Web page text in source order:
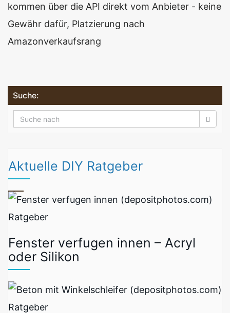
kommen über die API direkt vom Anbieter - keine
Gewähr dafür, Platzierung nach
Amazonverkaufsrang
Suche:
Aktuelle DIY Ratgeber
Ratgeber
Fenster verfugen innen – Acryl
oder Silikon
Ratgeber